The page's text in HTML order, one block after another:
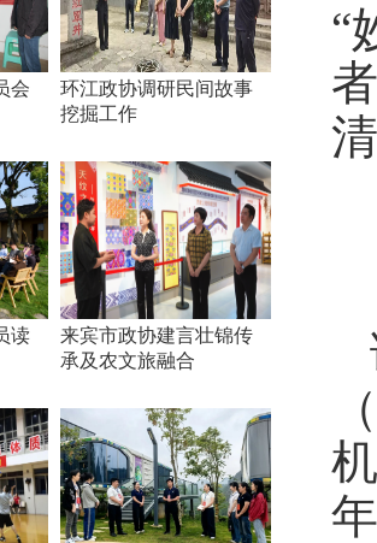
会
环江政协调研民间故事
挖掘工作
读
来宾市政协建言壮锦传
承及农文旅融合
“